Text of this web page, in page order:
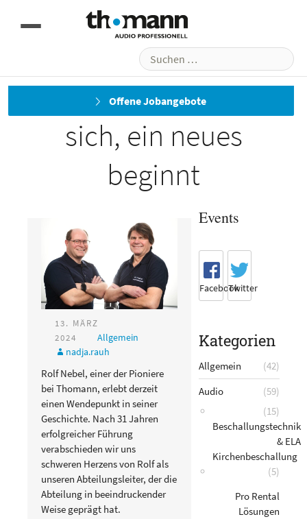
Offene Jobangebote
Ein Kapitel schließt
sich, ein neues
beginnt
13. MÄRZ
2024
Allgemein
nadja.rauh
Rolf Nebel, einer der Pioniere
bei Thomann, erlebt derzeit
einen Wendepunkt in seiner
Geschichte. Nach 31 Jahren
erfolgreicher Führung
verabschieden wir uns
schweren Herzens von Rolf als
unseren Abteilungsleiter, der die
Abteilung in beeindruckender
Weise geprägt hat.
Events
FacebookTwitter
Kategorien
Allgemein
(42)
Audio
(59)
Beschallungstechnik
& ELA
(15)
Kirchenbeschallung
(5)
Pro Rental
Lösungen